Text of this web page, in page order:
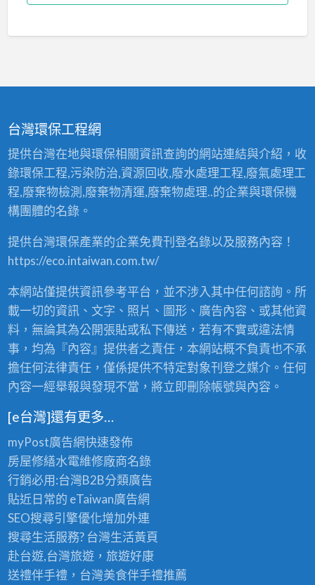
台灣環保工程網
提供台灣在地與環保相關資訊查詢的網站連結與介紹，收
錄環保工程,污染防治,資源回收,廢水處理工程,廢氣處理工
程,廢棄物檢測,廢棄物清運,廢棄物處理..的企業與環保機
構團體的名錄。
提供台灣環保產業的企業免費刊登名錄以及服務內容！
https://eco.intaiwan.com.tw/
本網站僅提供資訊參考平台，並不涉入其中任何諮詢。所
載一切的資訊、文字、照片、圖形、廣告內容、或其他資
料，無論其為公開張貼或私下傳送，若有不實或違法情
事，均為『內容』提供者之責任，本網站概不負責也不承
擔任何法律責任，僅係提供不特定對象刊登之媒介。任何
內容一經舉報與發現不當，將立即刪除帳號與內容。
[e台灣]還有更多…
myPost廣告網快速發佈
房屋修繕水電維修廠商名錄
行銷必用:台灣B2B分類廣告
貼近日常的 eTaiwan廣告網
SEO搜尋引擎優化增加外連
搜尋生活服務? 台灣生活黃頁
赴台遊,台灣旅遊，旅遊好康
送禮伴手禮，台灣美食伴手禮推薦